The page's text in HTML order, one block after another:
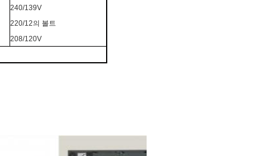
240/139V
220/12의 볼트
208/120V